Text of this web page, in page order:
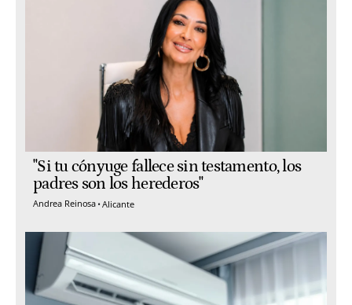
"Si tu cónyuge fallece sin testamento, los
padres son los herederos"
Andrea Reinosa Alicante